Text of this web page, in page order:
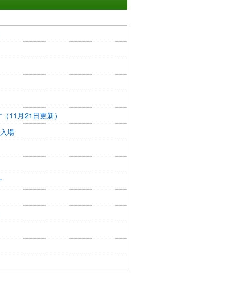
11月21日更新）
場